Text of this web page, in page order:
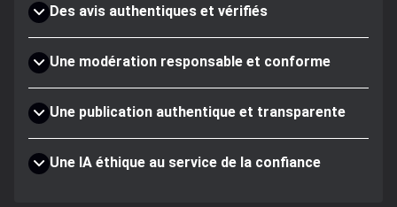
Des avis authentiques et vérifiés
Une modération responsable et conforme
Une publication authentique et transparente
Une IA éthique au service de la confiance